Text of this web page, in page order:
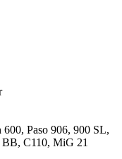
Paso 906, 900 SL,
C110, MiG 21